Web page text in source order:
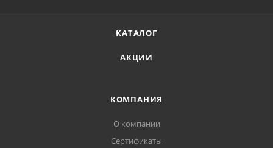
КАТАЛОГ
АКЦИИ
КОМПАНИЯ
О компании
Сертификаты